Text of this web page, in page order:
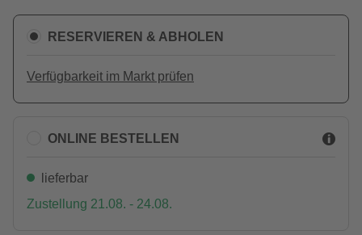
RESERVIEREN & ABHOLEN
Verfügbarkeit im Markt prüfen
ONLINE BESTELLEN
lieferbar
Zustellung 21.08. - 24.08.